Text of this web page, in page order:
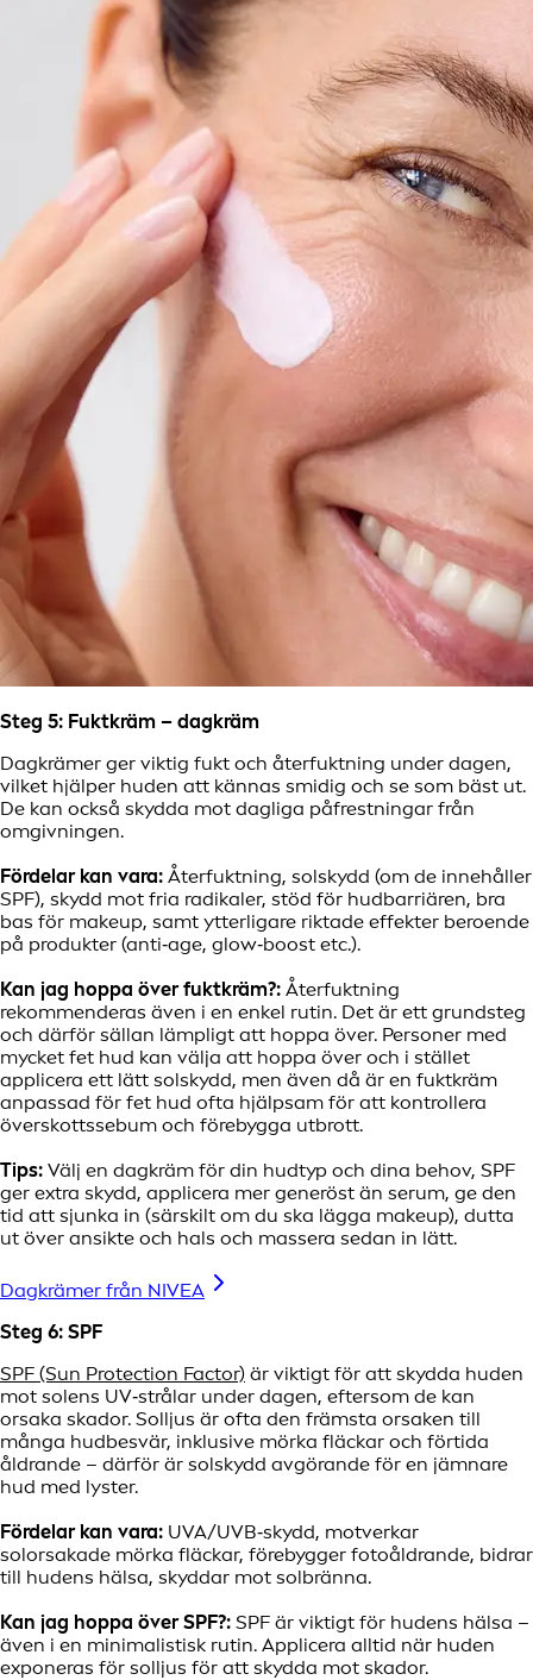
Steg 5: Fuktkräm – dagkräm
Dagkrämer ger viktig fukt och återfuktning under dagen,
vilket hjälper huden att kännas smidig och se som bäst ut.
De kan också skydda mot dagliga påfrestningar från
omgivningen.
Fördelar kan vara: Återfuktning, solskydd (om de innehåller
SPF), skydd mot fria radikaler, stöd för hudbarriären, bra
bas för makeup, samt ytterligare riktade effekter beroende
på produkter (anti‑age, glow‑boost etc.).
Kan jag hoppa över fuktkräm?: Återfuktning
rekommenderas även i en enkel rutin. Det är ett grundsteg
och därför sällan lämpligt att hoppa över. Personer med
mycket fet hud kan välja att hoppa över och i stället
applicera ett lätt solskydd, men även då är en fuktkräm
anpassad för fet hud ofta hjälpsam för att kontrollera
överskottssebum och förebygga utbrott.
Tips: Välj en dagkräm för din hudtyp och dina behov, SPF
ger extra skydd, applicera mer generöst än serum, ge den
tid att sjunka in (särskilt om du ska lägga makeup), dutta
ut över ansikte och hals och massera sedan in lätt.
Dagkrämer från NIVEA
Steg 6: SPF
SPF (Sun Protection Factor) är viktigt för att skydda huden
mot solens UV‑strålar under dagen, eftersom de kan
orsaka skador. Solljus är ofta den främsta orsaken till
många hudbesvär, inklusive mörka fläckar och förtida
åldrande – därför är solskydd avgörande för en jämnare
hud med lyster.
Fördelar kan vara: UVA/UVB‑skydd, motverkar
solorsakade mörka fläckar, förebygger fotoåldrande, bidrar
till hudens hälsa, skyddar mot solbränna.
Kan jag hoppa över SPF?: SPF är viktigt för hudens hälsa –
även i en minimalistisk rutin. Applicera alltid när huden
exponeras för solljus för att skydda mot skador.